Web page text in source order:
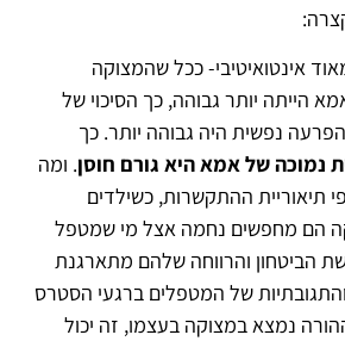
אינטואיטיבי- ככל שהמצוקה
הייתה יותר גבוהה, כך הסיכוי של
נפשית היה גבוהה יותר. כך
נמוכה של אמא היא גורם חוסן. ומה
תיאוריית ההתקשרות, כשילדים
הם מחפשים נחמה אצל מי שמטפל
הביטחון והרווחה שלהם מתארגנת
של המטפלים ברגעי הסטרס
נמצא במצוקה בעצמו, זה יכול